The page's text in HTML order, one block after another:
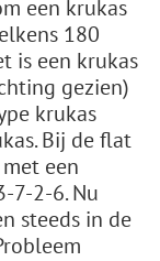
een krukas
180
is een krukas
gezien)
krukas
Bij de flat
een
7-2-6. Nu
steeds in de